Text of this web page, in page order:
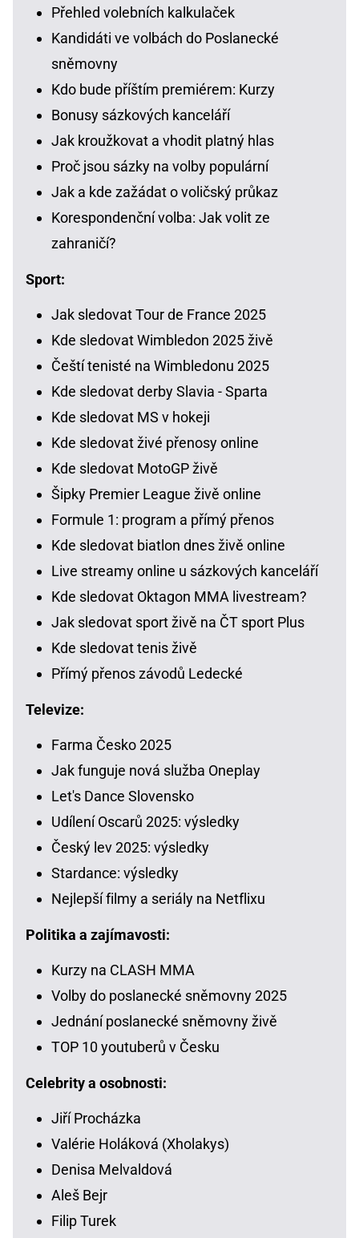
Přehled volebních kalkulaček
Kandidáti ve volbách do Poslanecké
sněmovny
Kdo bude příštím premiérem: Kurzy
Bonusy sázkových kanceláří
Jak kroužkovat a vhodit platný hlas
Proč jsou sázky na volby populární
Jak a kde zažádat o voličský průkaz
Korespondenční volba: Jak volit ze
zahraničí?
Sport:
Jak sledovat Tour de France 2025
Kde sledovat Wimbledon 2025 živě
Čeští tenisté na Wimbledonu 2025
Kde sledovat derby Slavia - Sparta
Kde sledovat MS v hokeji
Kde sledovat živé přenosy online
Kde sledovat MotoGP živě
Šipky Premier League živě online
Formule 1: program a přímý přenos
Kde sledovat biatlon dnes živě online
Live streamy online u sázkových kanceláří
Kde sledovat Oktagon MMA livestream?
Jak sledovat sport živě na ČT sport Plus
Kde sledovat tenis živě
Přímý přenos závodů Ledecké
Televize:
Farma Česko 2025
Jak funguje nová služba Oneplay
Let's Dance Slovensko
Udílení Oscarů 2025: výsledky
Český lev 2025: výsledky
Stardance: výsledky
Nejlepší filmy a seriály na Netflixu
Politika a zajímavosti:
Kurzy na CLASH MMA
Volby do poslanecké sněmovny 2025
Jednání poslanecké sněmovny živě
TOP 10 youtuberů v Česku
Celebrity a osobnosti:
Jiří Procházka
Valérie Holáková (Xholakys)
Denisa Melvaldová
Aleš Bejr
Filip Turek